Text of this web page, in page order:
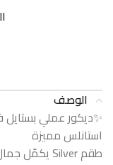
الوصف
✨ديكور عملي
استانلس مميزة
طقم Silver يكمّل جمال بيتك بلمسة مودرن هادية 🤍